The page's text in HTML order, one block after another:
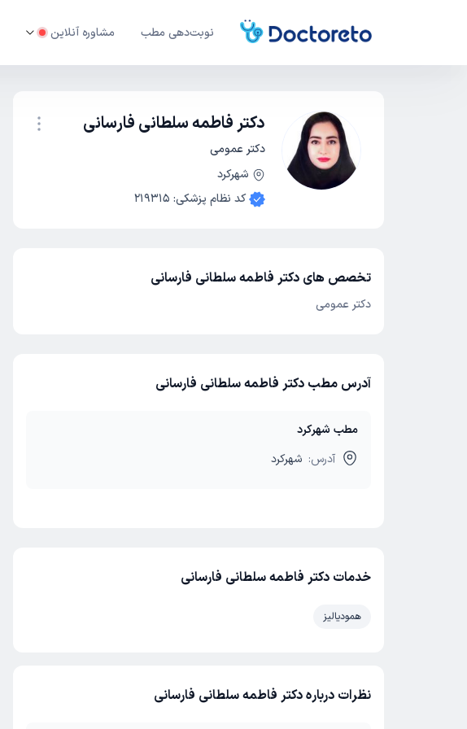
نوبت‌دهی مطب مشاوره آنلاین
دکتر فاطمه سلطانی فارسانی
دکتر عمومی
شهرکرد
کد نظام پزشکی:
219315
تخصص های دکتر فاطمه سلطانی فارسانی
دکتر عمومی
آدرس مطب دکتر فاطمه سلطانی فارسانی
مطب شهرکرد
آدرس: شهرکرد
خدمات دکتر فاطمه سلطانی فارسانی
همودیالیز
نظرات درباره دکتر فاطمه سلطانی فارسانی